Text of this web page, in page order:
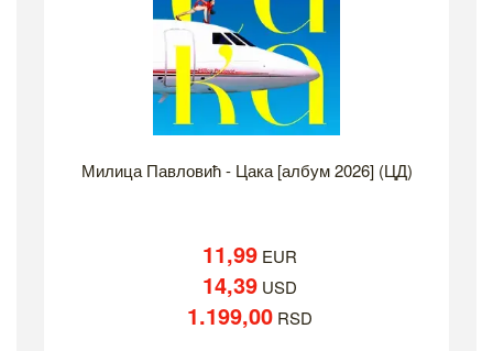
Милица Павловић - Цака [албум 2026] (ЦД)
11,99EUR
14,39USD
1.199,00RSD